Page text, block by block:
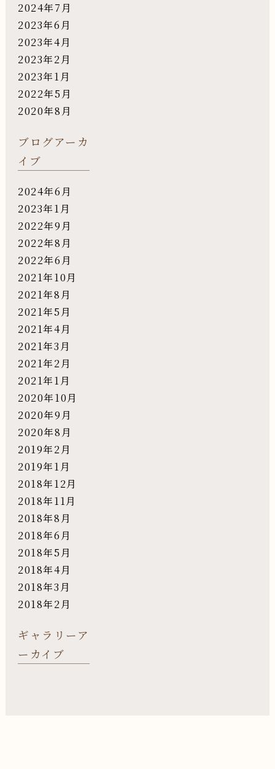
2024年7月
2023年6月
2023年4月
2023年2月
2023年1月
2022年5月
2020年8月
ブログアーカ
イブ
2024年6月
2023年1月
2022年9月
2022年8月
2022年6月
2021年10月
2021年8月
2021年5月
2021年4月
2021年3月
2021年2月
2021年1月
2020年10月
2020年9月
2020年8月
2019年2月
2019年1月
2018年12月
2018年11月
2018年8月
2018年6月
2018年5月
2018年4月
2018年3月
2018年2月
ギャラリーア
ーカイブ